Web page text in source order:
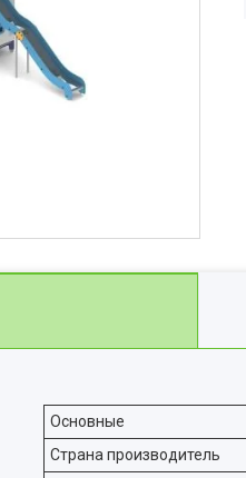
Основные
Страна производитель